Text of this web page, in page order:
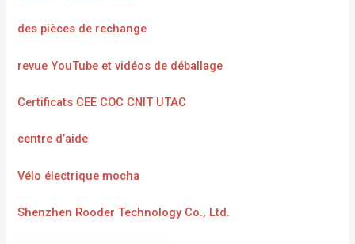
des pièces de rechange
revue YouTube et vidéos de déballage
Certificats CEE COC CNIT UTAC
centre d’aide
Vélo électrique mocha
Shenzhen Rooder Technology Co., Ltd.